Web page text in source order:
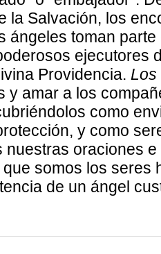
la Salvación, los
ángeles toman
ejecutores
Providencia. Los
y amar a los
como
y como
nuestras oraciones
somos los seres
de un ángel